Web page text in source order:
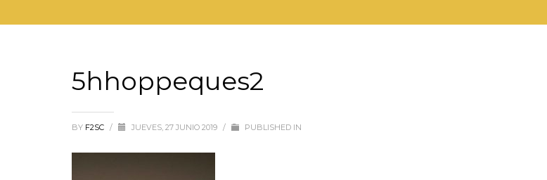
5hhoppeques2
BY F2SC / JUEVES, 27 JUNIO 2019 / PUBLISHED IN